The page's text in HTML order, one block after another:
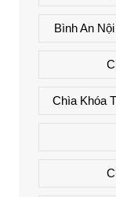
Bình An
Chìa Khóa